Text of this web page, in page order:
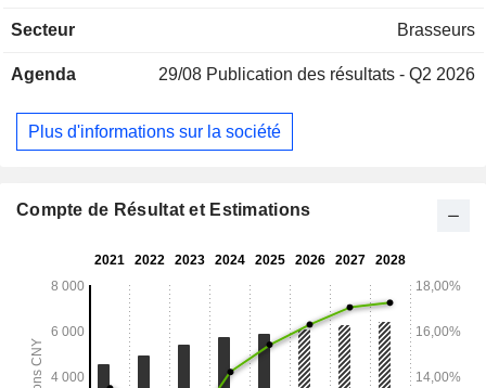
Secteur Brasseurs
Agenda 29/08 Publication des résultats - Q2 2026
Plus d'informations sur la société
Compte de Résultat et Estimations